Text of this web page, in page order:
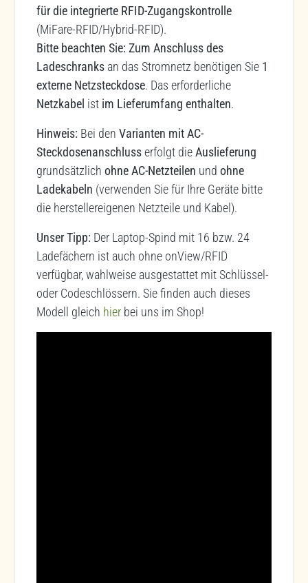
für die integrierte RFID-Zugangskontrolle
(MiFare-RFID/Hybrid-RFID).
Bitte beachten Sie: Zum Anschluss des
Ladeschranks an das Stromnetz benötigen Sie 1
externe Netzsteckdose. Das erforderliche
Netzkabel ist im Lieferumfang enthalten.
Hinweis: Bei den Varianten mit AC-
Steckdosenanschlusserfolgt dieAuslieferung
grundsätzlich ohne AC-Netzteilen und ohne
Ladekabeln (verwenden Sie für Ihre Geräte bitte
die herstellereigenen Netzteile und Kabel).
Unser Tipp: Der Laptop-Spind mit 16 bzw. 24
Ladefächern ist auch ohne onView/RFID
verfügbar, wahlweise ausgestattet mit Schlüssel-
oder Codeschlössern. Sie finden auch dieses
Modell gleich hier bei uns im Shop!